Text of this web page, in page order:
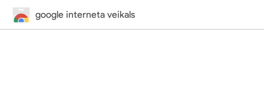
google interneta veikals